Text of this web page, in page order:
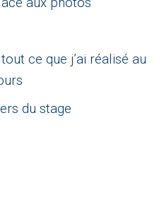
ce que j’ai réalisé au
du stage